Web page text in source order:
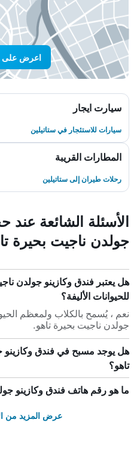
اعرض على
سيارت ايجار
سيارات للاستئجار في ستاتيلين
المطارات القريبة
رحلات طيران إلى ستاتيلين
الأسئلة الشائعة عند
جولدن ناجيت بحيرة
هل يعتبر فندق وكازينو جولدن
للحيوانات الأليفة؟
نعم ، يُسمح بالكلاب ولمعظم
جولدن ناجيت بحيرة تاهو.
هل يوجد مسبح في فندق وكازينو
تاهو؟
ما هو رقم هاتف فندق وكازينو
عرض المزيد من